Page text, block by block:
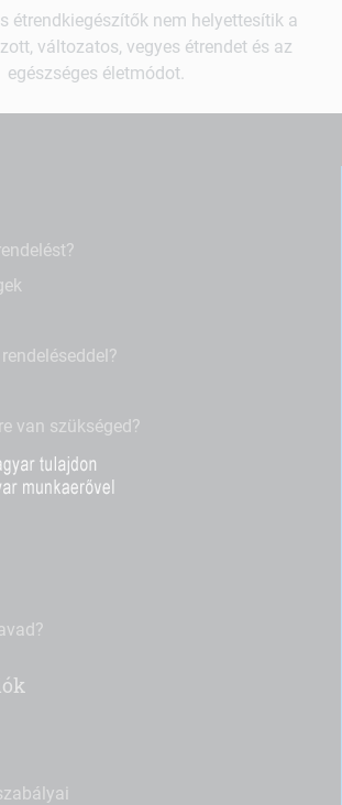
étrendkiegészítők nem helyettesítik a
változatos, vegyes étrendet és az
egészséges életmódot.
van szükséged?